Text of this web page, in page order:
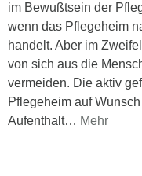
im Bewußtsein der
wenn das Pflegeheim
handelt. Aber im
von sich aus die
vermeiden. Die aktiv
Pflegeheim auf
Aufenthalt… Mehr